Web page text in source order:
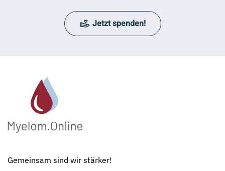
Jetzt spenden!
Gemeinsam sind wir stärker!